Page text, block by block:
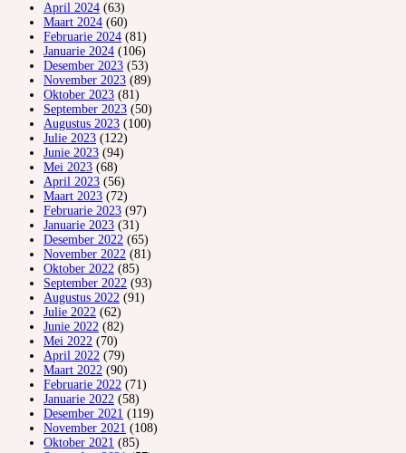
April 2024 (63)
Maart 2024 (60)
Februarie 2024 (81)
Januarie 2024 (106)
Desember 2023 (53)
November 2023 (89)
Oktober 2023 (81)
September 2023 (50)
Augustus 2023 (100)
Julie 2023 (122)
Junie 2023 (94)
Mei 2023 (68)
April 2023 (56)
Maart 2023 (72)
Februarie 2023 (97)
Januarie 2023 (31)
Desember 2022 (65)
November 2022 (81)
Oktober 2022 (85)
September 2022 (93)
Augustus 2022 (91)
Julie 2022 (62)
Junie 2022 (82)
Mei 2022 (70)
April 2022 (79)
Maart 2022 (90)
Februarie 2022 (71)
Januarie 2022 (58)
Desember 2021 (119)
November 2021 (108)
Oktober 2021 (85)